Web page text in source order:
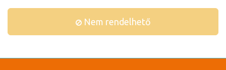
Nem rendelhető